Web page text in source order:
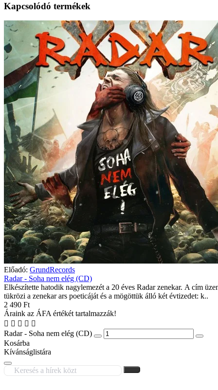
Kapcsolódó termékek
Előadó: GrundRecords
Radar - Soha nem elég (CD)
Elkészítette hatodik nagylemezét a 20 éves Radar zenekar. A cím
tükrözi a zenekar ars poeticáját és a mögöttük álló két évtizedet: k..
2 490 Ft
Áraink az ÁFA értékét tartalmazzák!
Radar - Soha nem elég (CD)
Kosárba
Kívánságlistára